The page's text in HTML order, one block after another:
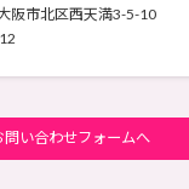
市北区西天満3-5-10
問い合わせフォームへ